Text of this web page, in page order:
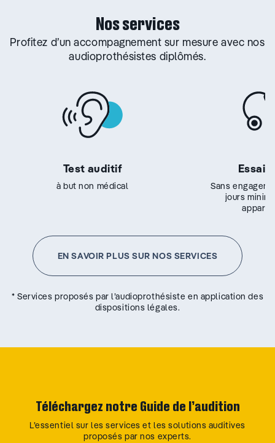
Nos services
Profitez d’un accompagnement sur mesure avec nos
audioprothésistes diplômés.
Test auditif
à but non médical
Essai
Sans
jours
EN SAVOIR PLUS SUR NOS SERVICES
* Services proposés par l’audioprothésiste en application des
dispositions légales.
Téléchargez notre Guide de l’audition
L’essentiel sur les services et les solutions auditives
proposés par nos experts.